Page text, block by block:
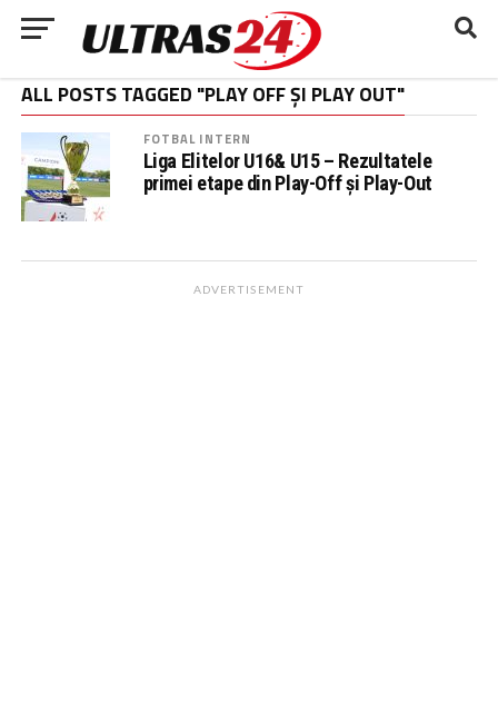
ALL POSTS TAGGED "PLAY OFF ȘI PLAY OUT"
FOTBAL INTERN
Liga Elitelor U16& U15 – Rezultatele
primei etape din Play-Off și Play-Out
ADVERTISEMENT